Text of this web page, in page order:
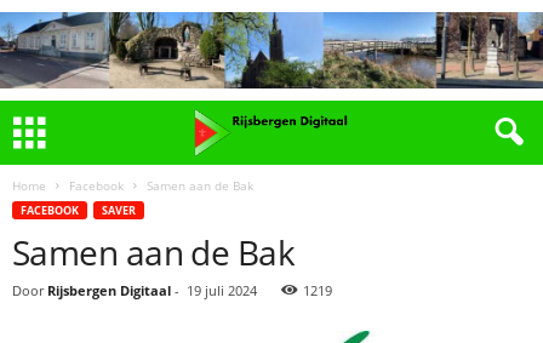
Home Facebook Samen aan de Bak
FACEBOOK SAVER
Samen aan de Bak
Door Rijsbergen Digitaal - 19 juli 2024 1219